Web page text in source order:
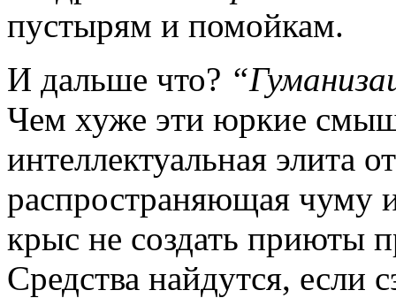
пустырям и помойкам.
И дальше что?
Чем хуже эти юркие
интеллектуальная элита
распространяющая чуму
крыс не создать приюты
Средства найдутся, если